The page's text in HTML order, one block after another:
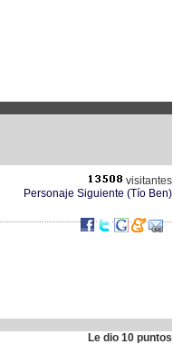
visitantes
Personaje Siguiente (Tío Ben)
Le dio 10 puntos